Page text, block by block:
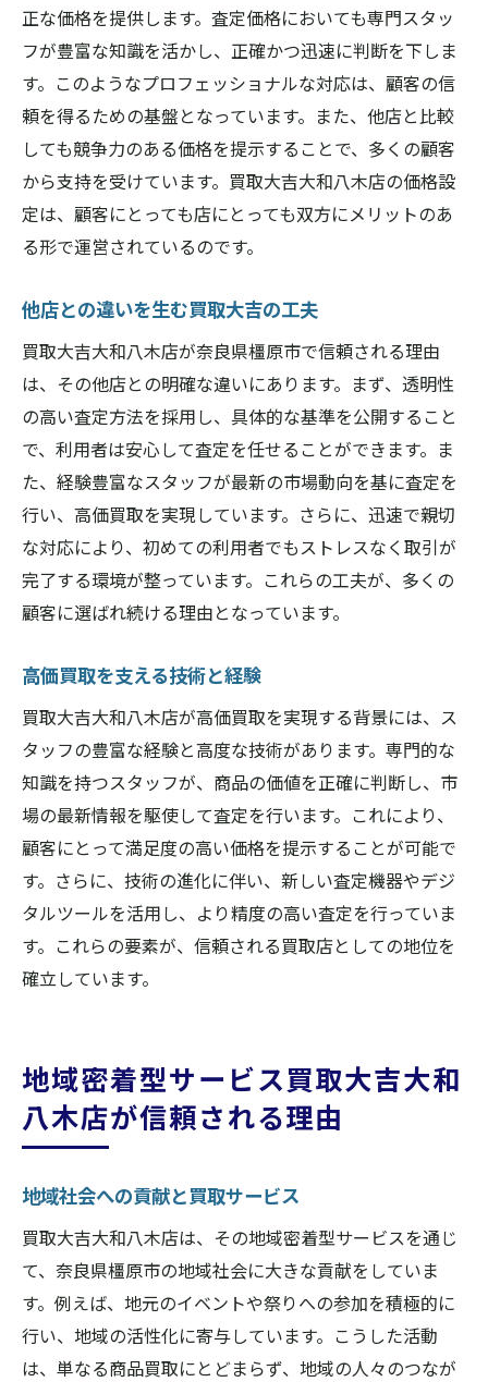
正な価格を提供します。査定価格においても専門スタッ
フが豊富な知識を活かし、正確かつ迅速に判断を下しま
す。このようなプロフェッショナルな対応は、顧客の信
頼を得るための基盤となっています。また、他店と比較
しても競争力のある価格を提示することで、多くの顧客
から支持を受けています。買取大吉大和八木店の価格設
定は、顧客にとっても店にとっても双方にメリットのあ
る形で運営されているのです。
他店との違いを生む買取大吉の工夫
買取大吉大和八木店が奈良県橿原市で信頼される理由
は、その他店との明確な違いにあります。まず、透明性
の高い査定方法を採用し、具体的な基準を公開すること
で、利用者は安心して査定を任せることができます。ま
た、経験豊富なスタッフが最新の市場動向を基に査定を
行い、高価買取を実現しています。さらに、迅速で親切
な対応により、初めての利用者でもストレスなく取引が
完了する環境が整っています。これらの工夫が、多くの
顧客に選ばれ続ける理由となっています。
高価買取を支える技術と経験
買取大吉大和八木店が高価買取を実現する背景には、ス
タッフの豊富な経験と高度な技術があります。専門的な
知識を持つスタッフが、商品の価値を正確に判断し、市
場の最新情報を駆使して査定を行います。これにより、
顧客にとって満足度の高い価格を提示することが可能で
す。さらに、技術の進化に伴い、新しい査定機器やデジ
タルツールを活用し、より精度の高い査定を行っていま
す。これらの要素が、信頼される買取店としての地位を
確立しています。
地域密着型サービス買取大吉大和
八木店が信頼される理由
地域社会への貢献と買取サービス
買取大吉大和八木店は、その地域密着型サービスを通じ
て、奈良県橿原市の地域社会に大きな貢献をしていま
す。例えば、地元のイベントや祭りへの参加を積極的に
行い、地域の活性化に寄与しています。こうした活動
は、単なる商品買取にとどまらず、地域の人々のつなが